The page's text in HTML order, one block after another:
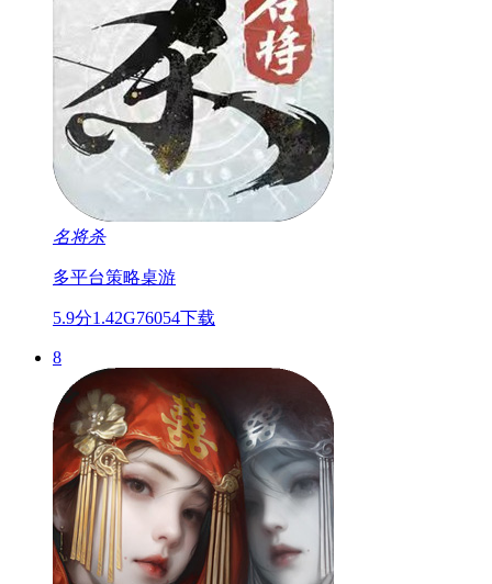
名将杀
多平台策略桌游
5.9分1.42G76054下载
8